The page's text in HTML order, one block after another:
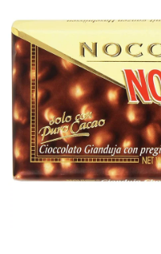
z
hvězdiček.